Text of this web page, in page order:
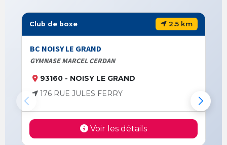
Club de boxe 2.5 km
BC NOISY LE GRAND
GYMNASE MARCEL CERDAN
93160 - NOISY LE GRAND
176 RUE JULES FERRY
Voir les détails